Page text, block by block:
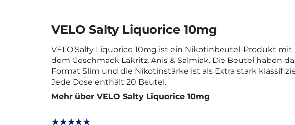
VELO Salty Liquorice 10mg
VELO Salty Liquorice 10mg ist ein Nikotinbeutel-Produkt mit
dem Geschmack Lakritz, Anis & Salmiak. Die Beutel haben
Format Slim und die Nikotinstärke ist als Extra stark
Jede Dose enthält 20 Beutel.
Mehr über VELO Salty Liquorice 10mg